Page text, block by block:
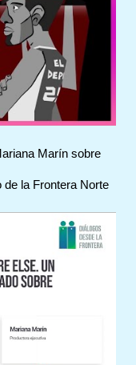
Marín sobre
de la Frontera Norte